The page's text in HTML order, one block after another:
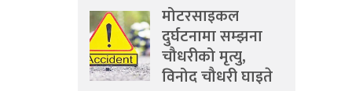
मोटरसाइकल
दुर्घटनामा सम्झना
चौधरीको मृत्यु,
विनोद चौधरी घाइते